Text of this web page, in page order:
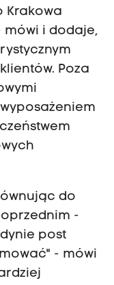
Krakowa
mówi i dodaje,
Poza
do
-
post
- mówi